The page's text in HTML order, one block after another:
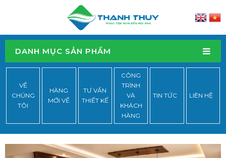
DANH MỤC SẢN PHẨM
VỀ
CHÚNG
TÔI
HÀNG
MỚI VỀ
TƯ VẤN
THIẾT KẾ
CÔNG
TRÌNH
VÀ
KHÁCH
HÀNG
TIN TỨC LIÊN HỆ